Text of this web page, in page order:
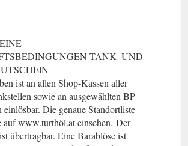
TANK- UND
ist an allen Shop-Kassen aller
sowie an ausgewählten BP
einlösbar. Die genaue Standortliste
auf www.turthöl.at einsehen. Der
übertragbar. Eine Barablöse ist